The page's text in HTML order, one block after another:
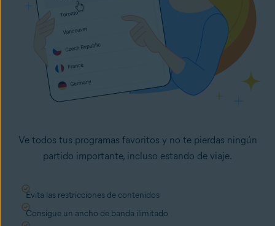
Ve todos tus programas favoritos y no te pierdas ningún
partido importante, incluso estando de viaje.
Evita las restricciones de contenidos
Consigue un ancho de banda ilimitado